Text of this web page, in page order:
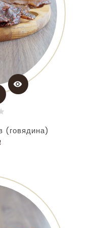
visibility
(говядина)
Цена